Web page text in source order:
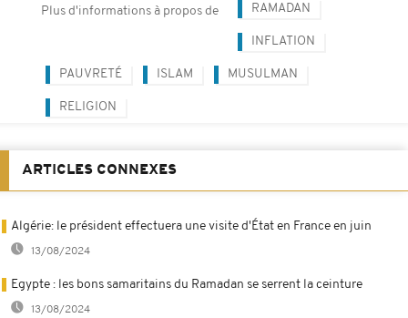
Plus d'informations à propos de RAMADAN
INFLATION
PAUVRETÉ ISLAM MUSULMAN
RELIGION
ARTICLES CONNEXES
Algérie: le président effectuera une visite d'État en France en juin
13/08/2024
Egypte : les bons samaritains du Ramadan se serrent la ceinture
13/08/2024